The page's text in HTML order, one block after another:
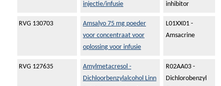
injectie/infusie
inhibitor
RVG 130703
Amsalyo 75 mg poeder
voor concentraat voor
oplossing voor infusie
L01XX01 -
Amsacrine
RVG 127635
Amylmetacresol -
Dichloorbenzylalcohol Linn
R02AA03 -
Dichlorobenzyl